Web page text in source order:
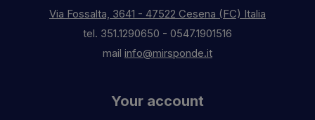
Via Fossalta, 3641 - 47522 Cesena (FC) Italia
tel. 351.1290650 - 0547.1901516
mail info@mirsponde.it
Your account